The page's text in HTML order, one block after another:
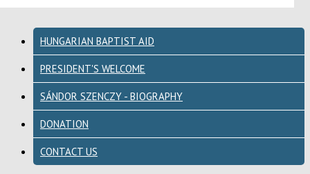
HUNGARIAN BAPTIST AID
PRESIDENT'S WELCOME
SÁNDOR SZENCZY - BIOGRAPHY
DONATION
CONTACT US